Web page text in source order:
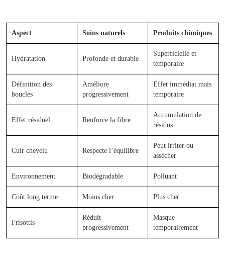
Aspect Soins naturels Produits chimiques
Hydratation Profonde et durable
Superficielle et
temporaire
Définition des
boucles
Améliore
progressivement
Effet immédiat mais
temporaire
Effet résiduel Renforce la fibre
Accumulation de
résidus
Cuir chevelu Respecte l’équilibre
Peut irriter ou
assécher
Environnement Biodégradable Polluant
Coût long terme Moins cher Plus cher
Frisottis
Réduit
progressivement
Masque
temporairement